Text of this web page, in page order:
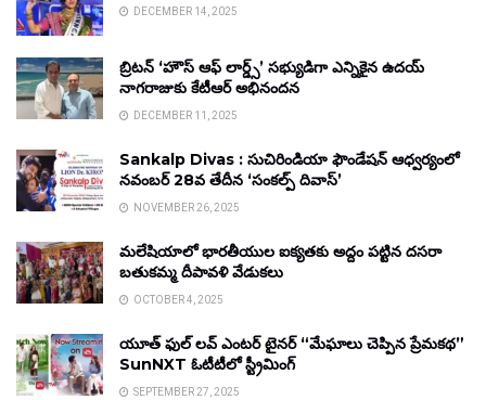
DECEMBER 14, 2025
బ్రిటన్ ‘హౌస్ ఆఫ్ లార్డ్స్’ సభ్యుడిగా ఎన్నికైన ఉదయ్
నాగరాజుకు కేటీఆర్ అభినందన
DECEMBER 11, 2025
Sankalp Divas : సుచిరిండియా ఫౌండేషన్ ఆధ్వర్యంలో
నవంబర్ 28వ తేదీన ‘సంకల్ప్ దివాస్’
NOVEMBER 26, 2025
మలేషియాలో భారతీయుల ఐక్యతకు అద్దం పట్టిన దసరా
బతుకమ్మ దీపావళి వేడుకలు
OCTOBER 4, 2025
యూత్ ఫుల్ లవ్ ఎంటర్ టైనర్ “మేఘాలు చెప్పిన ప్రేమకథ”
SunNXT ఓటీటీలో స్ట్రీమింగ్
SEPTEMBER 27, 2025